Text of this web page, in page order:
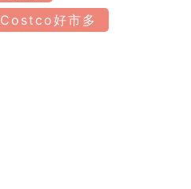
Costco好市多